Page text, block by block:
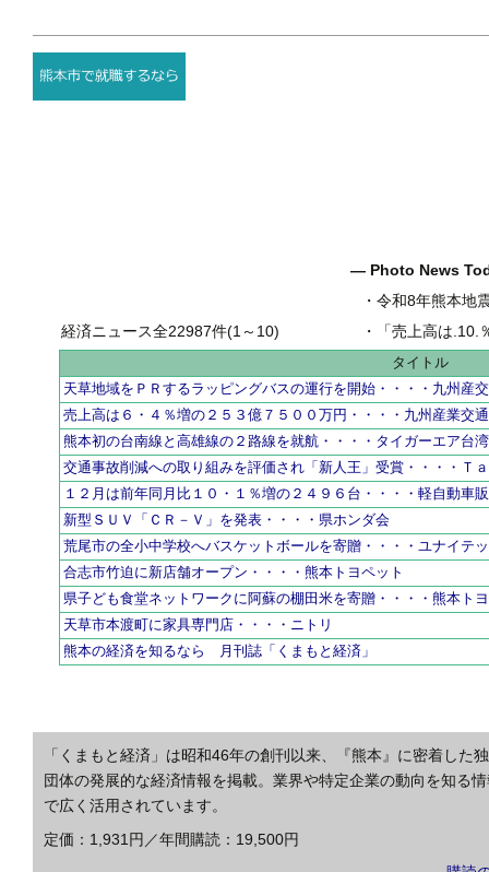
― Photo News
・令和8年熊本地
・
「売上高は.10.％増の
経済ニュース全22987件(1～10)
タイトル
天草地域をＰＲするラッピングバスの運行を開始・・・・九州産
売上高は６・４％増の２５３億７５００万円・・・・九州産業交
熊本初の台南線と高雄線の２路線を就航・・・・タイガーエア台湾
交通事故削減への取り組みを評価され「新人王」受賞・・・・Ｔ
１２月は前年同月比１０・１％増の２４９６台・・・・軽自動車
新型ＳＵＶ「ＣＲ－Ｖ」を発表・・・・県ホンダ会
荒尾市の全小中学校へバスケットボールを寄贈・・・・ユナイテ
合志市竹迫に新店舗オープン・・・・熊本トヨペット
県子ども食堂ネットワークに阿蘇の棚田米を寄贈・・・・熊本ト
天草市本渡町に家具専門店・・・・ニトリ
熊本の経済を知るなら 月刊誌「くまもと経済」
「くまもと経済」は昭和46年の創刊以来、『熊本』に密着し
団体の発展的な経済情報を掲載。業界や特定企業の動向を知る
で広く活用されています。
定価：1,931円／年間購読：19,500円